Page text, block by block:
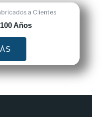
a Clientes
Años